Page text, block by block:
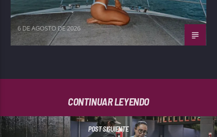
6 DE AGOSTO DE 2026
CONTINUAR LEYENDO
POST SIGUIENTE